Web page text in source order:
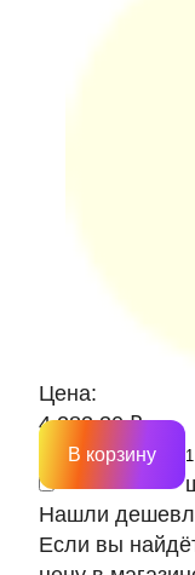
Цена:
4 283.30 ₽
В корзину
Нашли
Если вы